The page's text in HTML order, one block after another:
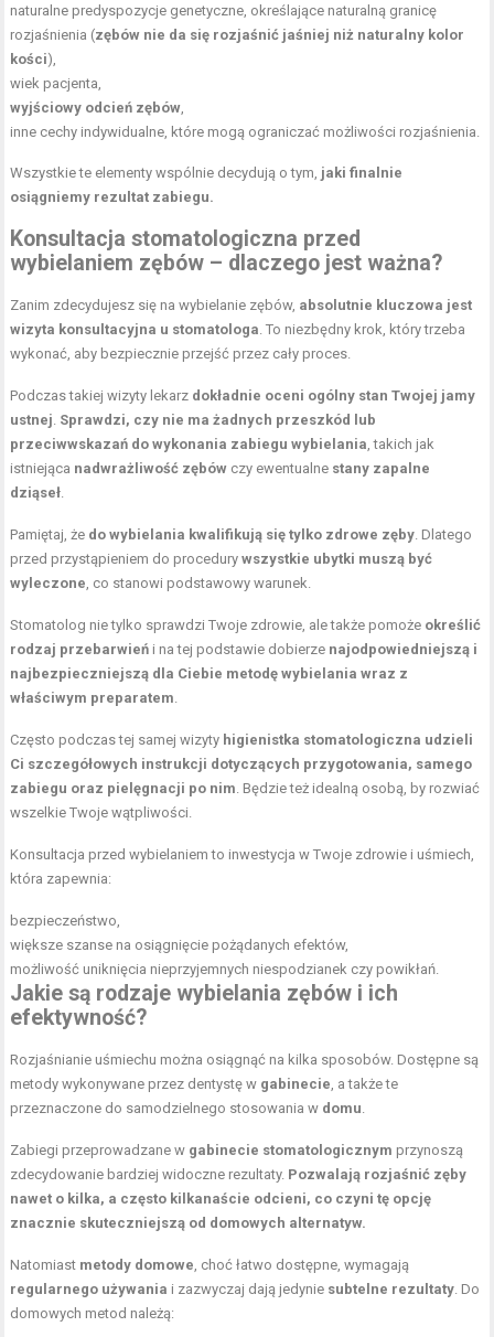
naturalne predyspozycje genetyczne, określające naturalną granicę
rozjaśnienia (zębów nie da się rozjaśnić jaśniej niż naturalny kolor
kości),
wiek pacjenta,
wyjściowy odcień zębów
inne cechy indywidualne, które mogą ograniczać możliwości rozjaśnienia.
Wszystkie te elementy wspólnie decydują o tym, jaki finalnie
osiągniemy rezultat zabiegu.
Konsultacja stomatologiczna przed
wybielaniem zębów – dlaczego jest ważna?
Zanim zdecydujesz się na wybielanie zębów, absolutnie kluczowa jest
wizyta konsultacyjna u stomatologa . To niezbędny krok, który trzeba
wykonać, aby bezpiecznie przejść przez cały proces.
Podczas takiej wizyty lekarz dokładnie oceni ogólny stan Twojej jamy
ustnej Sprawdzi, czy nie ma żadnych przeszkód lub
przeciwwskazań do wykonania zabiegu wybielania , takich jak
istniejąca nadwrażliwość zębów czy ewentualne stany zapalne
dziąseł
Pamiętaj, że do wybielania kwalifikują się tylko zdrowe zęby . Dlatego
przed przystąpieniem do procedurywszystkie ubytki muszą być
wyleczone , co stanowi podstawowy warunek.
Stomatolog nie tylko sprawdzi Twoje zdrowie, ale także pomoże określić
rodzaj przebarwień i na tej podstawie dobierze najodpowiedniejszą i
najbezpieczniejszą dla Ciebie metodę wybielania wraz z
właściwym preparatem
Często podczas tej samej wizyty higienistka stomatologiczna udzieli
Ci szczegółowych instrukcji dotyczących przygotowania, samego
zabiegu oraz pielęgnacji po nim . Będzie też idealną osobą, by rozwiać
wszelkie Twoje wątpliwości.
Konsultacja przed wybielaniem to inwestycja w Twoje zdrowie i uśmiech,
która zapewnia:
bezpieczeństwo,
większe szanse na osiągnięcie pożądanych efektów,
możliwość uniknięcia nieprzyjemnych niespodzianek czy powikłań.
Jakie są rodzaje wybielania zębów i ich
efektywność?
Rozjaśnianie uśmiechu można osiągnąć na kilka sposobów. Dostępne są
metody wykonywane przez dentystę w gabinecie , a także te
przeznaczone do samodzielnego stosowania w domu
Zabiegi przeprowadzane w gabinecie stomatologicznym przynoszą
zdecydowanie bardziej widoczne rezultaty. Pozwalają rozjaśnić zęby
nawet o kilka, a często kilkanaście odcieni, co czyni tę opcję
znacznie skuteczniejszą od domowych alternatyw.
Natomiast metody domowe , choć łatwo dostępne, wymagają
regularnego używania i zazwyczaj dają jedynie subtelne rezultaty . Do
domowych metod należą: